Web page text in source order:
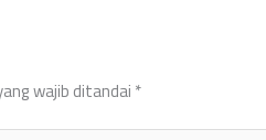
wajib ditandai*